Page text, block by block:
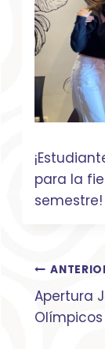
para la
semestre!
de
entradas
Apertura
Olímpicos